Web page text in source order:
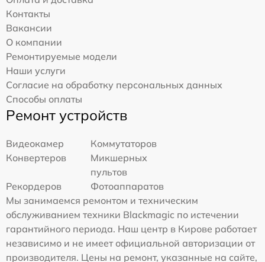
Контакты
Вакансии
О компании
Ремонтируемые модели
Наши услуги
Согласие на обработку персональных данных
Способы оплаты
Ремонт устройств
Видеокамер
Коммутаторов
Конвертеров
Микшерных
пультов
Рекордеров
Фотоаппаратов
Мы занимаемся ремонтом и техническим
обслуживанием техники Blackmagic по истечении
гарантийного периода. Наш центр в Кирове работает
независимо и не имеет официальной авторизации от
производителя. Цены на ремонт, указанные на сайте,